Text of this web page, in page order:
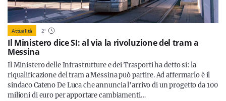
Attualità 2'
Il Ministero dice SI: al via la rivoluzione del tram a
Messina
Il Ministero delle Infrastrutture e dei Trasporti ha detto si: la
riqualificazione del tram a Messina può partire. Ad affermarlo è il
sindaco Cateno De Luca che annuncia l'arrivo di un progetto da 100
milioni di euro per apportare cambiamenti…